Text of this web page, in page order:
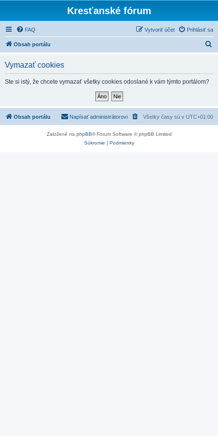
Kresťanské fórum
FAQ Prihlásiť sa
Vytvoriť účet
Obsah portálu
Vymazať cookies
Ste si istý, že chcete vymazať všetky cookies odoslané k vám týmto portálom?
Obsah portálu Všetky časy sú v UTC+01:00
Napísať administrátorovi
Založené na phpBB® Forum Software © phpBB Limited
Súkromie | Podmienky